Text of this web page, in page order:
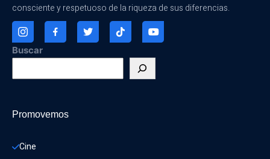
consciente y respetuoso de la riqueza de sus diferencias.
Buscar
Promovemos
Cine